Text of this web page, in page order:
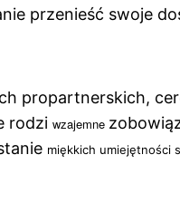
przenieść swoje
propartnerskich,
rodzi wzajemne
miękkich umiejętności